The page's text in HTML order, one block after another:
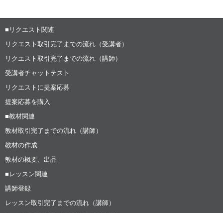
■リクエスト関連
リクエスト取引完了までの流れ（受講者）
リクエスト取引完了までの流れ（講師）
受講者チャットテスト
リクエストに提案応募
提案応募を購入
■教材関連
教材取引完了までの流れ（講師）
教材の作成
教材の概要、出品
■レッスン関連
講師登録
レッスン取引完了までの流れ（講師）